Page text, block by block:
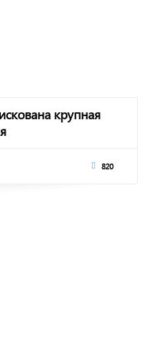
крупная
820